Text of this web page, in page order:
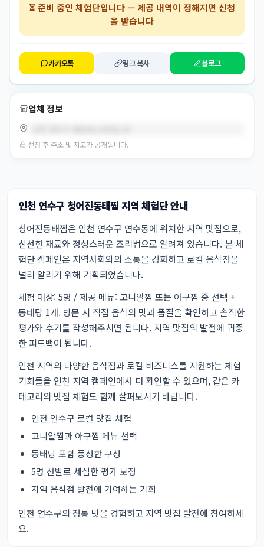
⏳준비 중인 체험단입니다 — 제공 내역이 정해지면 신청
을 받습니다
카카오톡 링크 복사 블로그
업체 정보
선정 후 주소 및 지도가 공개됩니다.
인천 연수구 청어진동태찜 지역 체험단 안내
청어진동태찜은 인천 연수구 연수동에 위치한 지역 맛집으로,
신선한 재료와 정성스러운 조리법으로 알려져 있습니다. 본 체
험단 캠페인은 지역사회와의 소통을 강화하고 로컬 음식점을
널리 알리기 위해 기획되었습니다.
체험 대상: 5명 / 제공 메뉴: 고니알찜 또는 아구찜 중 선택 +
동태탕 1개. 방문 시 직접 음식의 맛과 품질을 확인하고 솔직한
평가와 후기를 작성해주시면 됩니다. 지역 맛집의 발전에 귀중
한 피드백이 됩니다.
인천 지역의 다양한 음식점과 로컬 비즈니스를 지원하는 체험
기회들을 인천 지역 캠페인에서 더 확인할 수 있으며,같은 카
테고리의 맛집 체험도 함께 살펴보시기 바랍니다.
인천 연수구 로컬 맛집 체험
고니알찜과 아구찜 메뉴 선택
동태탕 포함 풍성한 구성
5명 선발로 세심한 평가 보장
지역 음식점 발전에 기여하는 기회
인천 연수구의 정통 맛을 경험하고 지역 맛집 발전에 참여하세
요.